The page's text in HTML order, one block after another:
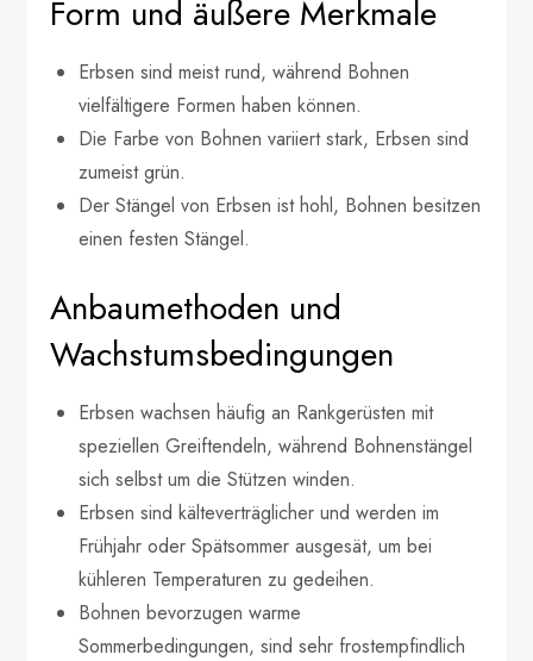
Form und äußere Merkmale
Erbsen sind meist rund, während Bohnen
vielfältigere Formen haben können.
Die Farbe von Bohnen variiert stark, Erbsen sind
zumeist grün.
Der Stängel von Erbsen ist hohl, Bohnen besitzen
einen festen Stängel.
Anbaumethoden und
Wachstumsbedingungen
Erbsen wachsen häufig an Rankgerüsten mit
speziellen Greiftendeln, während Bohnenstängel
sich selbst um die Stützen winden.
Erbsen sind kälteverträglicher und werden im
Frühjahr oder Spätsommer ausgesät, um bei
kühleren Temperaturen zu gedeihen.
Bohnen bevorzugen warme
Sommerbedingungen, sind sehr frostempfindlich